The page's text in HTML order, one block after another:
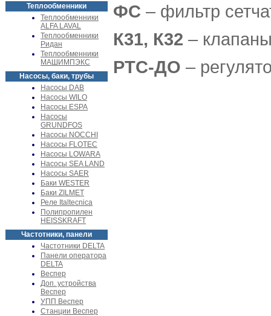
Теплообменники
Теплообменники
ALFA LAVAL
Теплообменники
Ридан
Теплообменники
МАШИМПЭКС
Насосы, баки, трубы
Насосы DAB
Насосы WILO
Насосы ESPA
Насосы
GRUNDFOS
Насосы NOCCHI
Насосы FLOTEC
Насосы LOWARA
Насосы SEA LAND
Насосы SAER
Баки WESTER
Баки ZILMET
Реле Italtecnica
Полипропилен
HEISSKRAFT
Частотники, панели
Частотники DELTA
Панели оператора
DELTA
Веспер
Доп. устройства
Веспер
УПП Веспер
Станции Веспер
ФС – фильтр
К31, К32 –
РТС-ДО –